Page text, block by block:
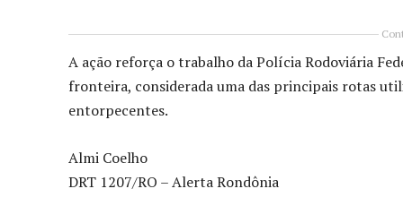
A ação reforça o trabalho da Polícia Rodoviária
fronteira, considerada uma das principais rotas
entorpecentes.
Almi Coelho
DRT 1207/RO – Alerta Rondônia